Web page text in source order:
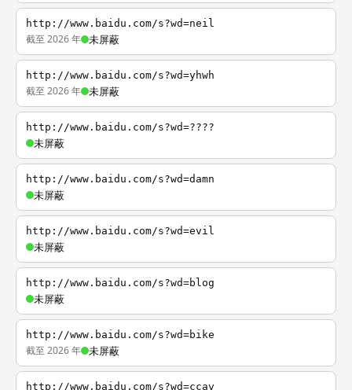
http://www.baidu.com/s?wd=neil
截至 2026 年 未屏蔽
http://www.baidu.com/s?wd=yhwh
截至 2026 年 未屏蔽
http://www.baidu.com/s?wd=????
未屏蔽
http://www.baidu.com/s?wd=damn
未屏蔽
http://www.baidu.com/s?wd=evil
未屏蔽
http://www.baidu.com/s?wd=blog
未屏蔽
http://www.baidu.com/s?wd=bike
截至 2026 年 未屏蔽
http://www.baidu.com/s?wd=ccav